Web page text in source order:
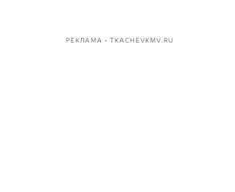
РЕКЛАМА • TKACHEVKMV.RU